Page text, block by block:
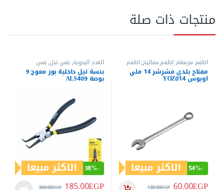
منتجات ذات صلة
أطقم مجمعة,أطقم مفاتيح,اطقم
مفاتيح العدد اليدوية, مفاتيح عدة ,
مفاتيح عدة بلدي مشرشر,مفاتيح عدة
مشرشر
مفتاح بلدي مشرشر 14 ملي
اويوس YOZ014
-
54% الاكثر مبيعا
60.00EGP
130.00EGP
العدد اليدوية,بنس تيل,بنس
وقصافات بنسة تيل داخلية بوز معوج 9
بوصة ALS409
-
38% الاكثر مبيعا
185.00EGP
300.00EGP